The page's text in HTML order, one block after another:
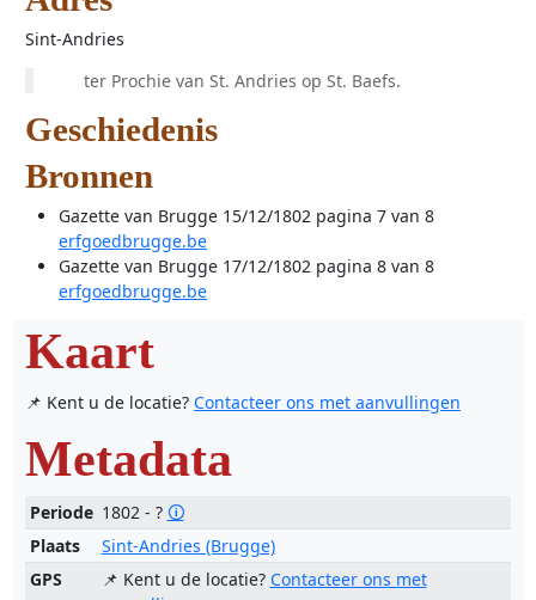
Sint-Andries
ter Prochie van St. Andries op St. Baefs.
Geschiedenis
Bronnen
Gazette van Brugge 15/12/1802 pagina 7 van 8
erfgoedbrugge.be
Gazette van Brugge 17/12/1802 pagina 8 van 8
erfgoedbrugge.be
Kaart
📌 Kent u de locatie? Contacteer ons met aanvullingen
Metadata
Periode 1802 - ? 🛈
Plaats
Sint-Andries (Brugge)
GPS
📌 Kent u de locatie? Contacteer ons met